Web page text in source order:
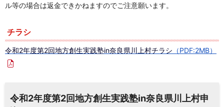
ル等の場合は返金できかねますのでご注意願います。
チラシ
令和2年度第2回地方創生実践塾in奈良県川上村チラシ （PDF:2MB）
令和2年度第2回地方創生実践塾in奈良県川上村申